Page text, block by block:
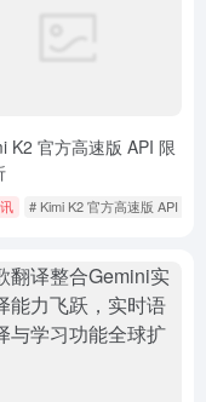
K2 官方高速版 API 限
# Kimi K2 官方高速版 API